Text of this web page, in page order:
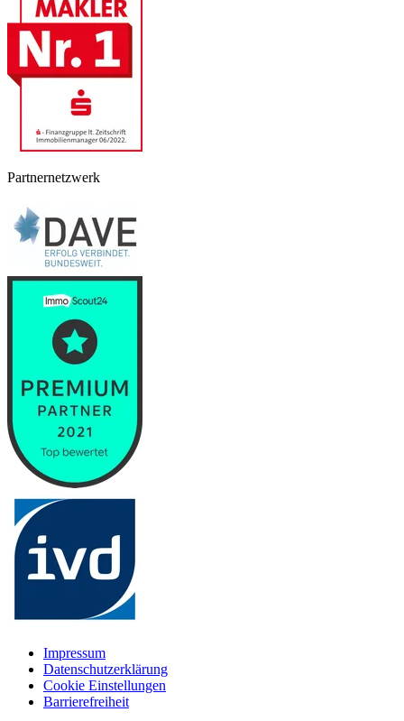
Partnernetzwerk
Impressum
Datenschutzerklärung
Cookie Einstellungen
Barrierefreiheit